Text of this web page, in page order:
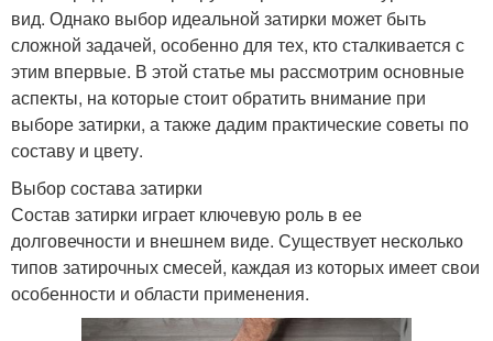
вид. Однако выбор идеальной затирки может быть
сложной задачей, особенно для тех, кто сталкивается с
этим впервые. В этой статье мы рассмотрим основные
аспекты, на которые стоит обратить внимание при
выборе затирки, а также дадим практические советы по
составу и цвету.
Выбор состава затирки
Состав затирки играет ключевую роль в ее
долговечности и внешнем виде. Существует несколько
типов затирочных смесей, каждая из которых имеет свои
особенности и области применения.